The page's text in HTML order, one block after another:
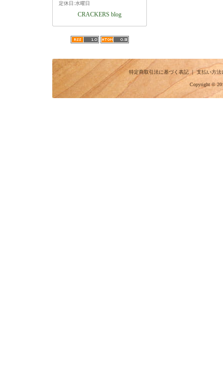
定休日:水曜日
CRACKERS blog
特定商取引法に基づく表記｜支払い方法
Copyright ©